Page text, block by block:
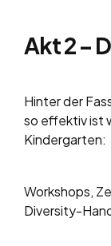
Akt 2 –
Hinter der
so effektiv ist
Kindergarten:
Workshops,
Diversity-